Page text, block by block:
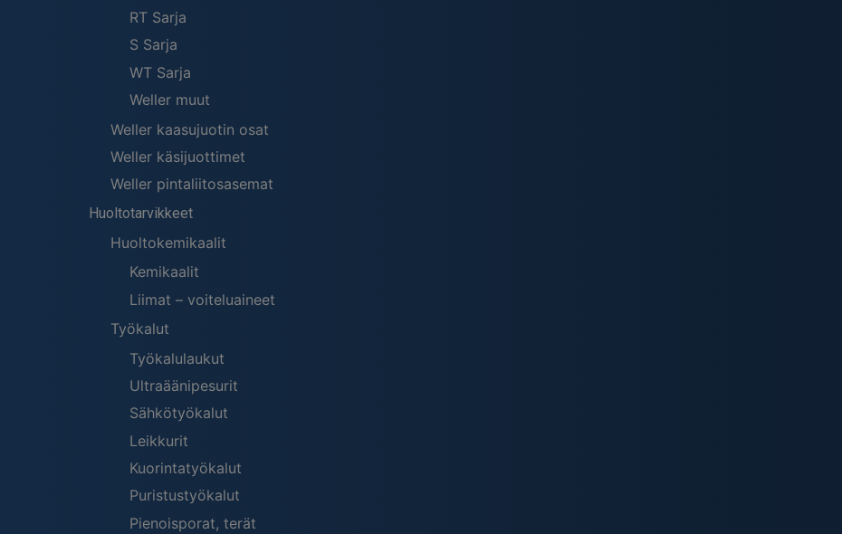
RT Sarja
S Sarja
WT Sarja
Weller muut
Weller kaasujuotin osat
Weller käsijuottimet
Weller pintaliitosasemat
Huoltotarvikkeet
Huoltokemikaalit
Kemikaalit
Liimat – voiteluaineet
Työkalut
Työkalulaukut
Ultraäänipesurit
Sähkötyökalut
Leikkurit
Kuorintatyökalut
Puristustyökalut
Pienoisporat, terät